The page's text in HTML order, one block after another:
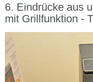
Eindrücke aus
mit Grillfunktion -